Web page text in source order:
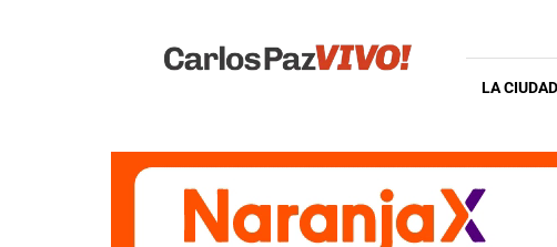
Vivo
LA CIUDAD